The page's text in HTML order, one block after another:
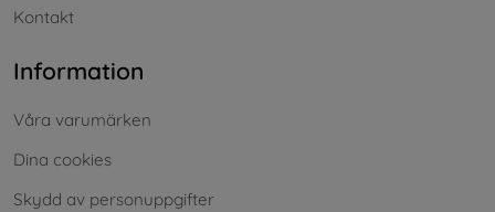
Kontakt
Information
Våra varumärken
Dina cookies
Skydd av personuppgifter